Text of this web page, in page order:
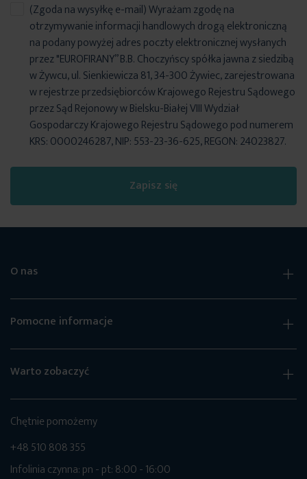
Zapisz się
(Zgoda na wysyłkę e-mail) Wyrażam zgodę na
otrzymywanie informacji handlowych drogą elektroniczną
na podany powyżej adres poczty elektronicznej wysłanych
przez "EUROFIRANY” B.B. Choczyńscy spółka jawna z siedzibą
w Żywcu, ul. Sienkiewicza 81, 34-300 Żywiec, zarejestrowana
w rejestrze przedsiębiorców Krajowego Rejestru Sądowego
przez Sąd Rejonowy w Bielsku-Białej VIII Wydział
Gospodarczy Krajowego Rejestru Sądowego pod numerem
KRS: 0000246287, NIP: 553-23-36-625, REGON: 24023827.
O nas
Pomocne informacje
Warto zobaczyć
Chętnie pomożemy
+48 510 808 355
Infolinia czynna: pn - pt: 8:00 - 16:00